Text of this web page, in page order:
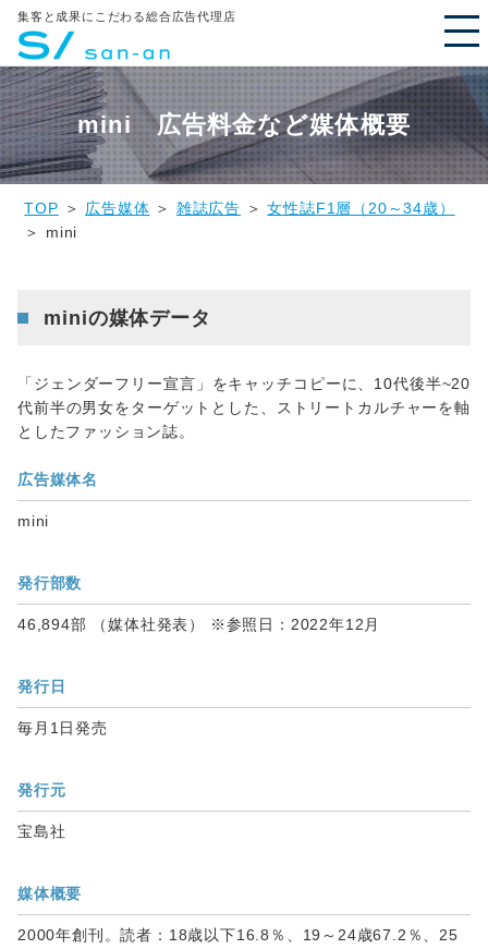
集客と成果にこだわる総合広告代理店
mini 広告料金など媒体概要
TOP ＞ 広告媒体 ＞ 雑誌広告 ＞女性誌F1層（20～34歳）
＞ mini
miniの媒体データ
「ジェンダーフリー宣言」をキャッチコピーに、10代後半~20
代前半の男女をターゲットとした、ストリートカルチャーを軸
としたファッション誌。
広告媒体名
mini
発行部数
46,894部 （媒体社発表） ※参照日：2022年12月
発行日
毎月1日発売
発行元
宝島社
媒体概要
2000年創刊。読者：18歳以下16.8％、19～24歳67.2％、25